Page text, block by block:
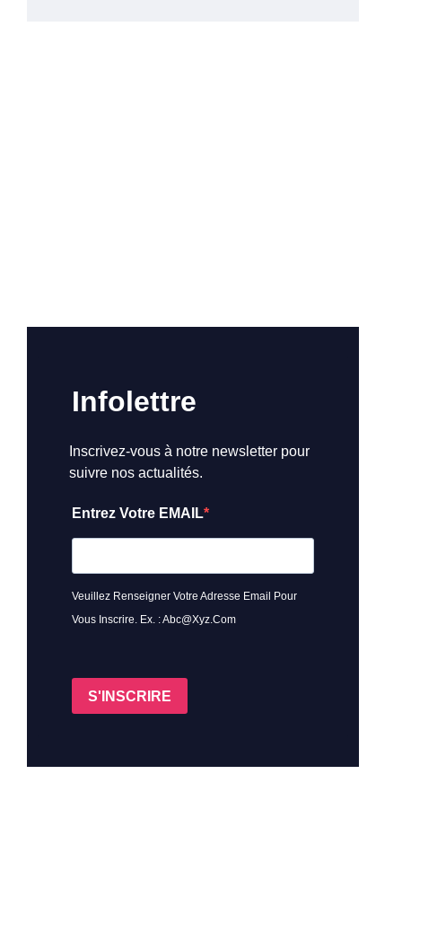
Infolettre
Inscrivez-vous à notre newsletter pour
suivre nos actualités.
Entrez Votre EMAIL
Veuillez Renseigner Votre Adresse Email Pour
Vous Inscrire. Ex. : Abc@xyz.com
S'INSCRIRE